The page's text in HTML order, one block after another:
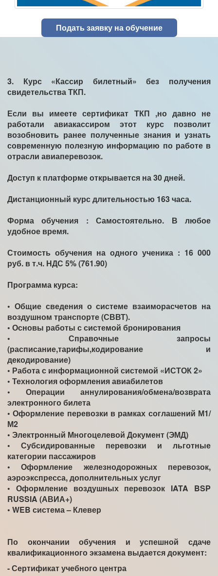
Подать заявку на обучение
3. Курс «Кассир билетный» без получения
свидетельства ТКП.
Если вы имеете сертификат ТКП ,но давно не
работали авиакассиром этот курс позволит
возобновить ранее полученные знания и узнать
современную полезную информацию по работе в
отрасли авиаперевозок.
Доступ к платформе открывается на 30 дней.
Дистанционный курс длительностью 163 часа.
Форма обучения : Самостоятельно. В любое
удобное время.
Стоимость обучения на одного ученика : 16 000
руб. в т.ч. НДС 5% (761.90)
Программа курса:
• Общие сведения о системе взаиморасчетов на
воздушном транспорте (СВВТ).
• Основы работы с системой бронирования
• Справочные запросы
(расписание,тарифы,кодирование и
декодирование)
• Работа с информационной системой «ИСТОК 2»
• Технология оформления авиабилетов
• Операции аннулирования/обмена/возврата
электронного билета
• Оформление перевозки в рамках соглашений М1/
М2
• Электронный Многоцелевой Документ (ЭМД)
• Субсидированные перевозки и льготные
категории пассажиров
• Оформление железнодорожных перевозок,
аэроэкспресса, дополнительных услуг
• Оформление воздушных перевозок IATA BSP
RUSSIA (АВИА+)
• WEB система – Клевер
По окончании обучения и успешной сдаче
квалификационного экзамена выдается документ:
- Сертификат учебного центра